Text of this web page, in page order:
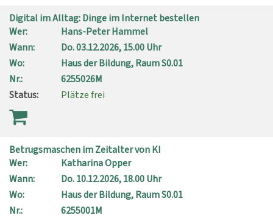
Digital im Alltag: Dinge im Internet bestellen
Wer:
Hans-Peter Hammel
Wann:
Do.03.12.2026, 15.00 Uhr
Wo:
Haus der Bildung, Raum S0.01
Nr.:
6255026M
Status:
Plätze frei
Betrugsmaschen im Zeitalter von KI
Wer:
Katharina Opper
Wann:
Do.10.12.2026, 18.00 Uhr
Wo:
Haus der Bildung, Raum S0.01
Nr.:
6255001M